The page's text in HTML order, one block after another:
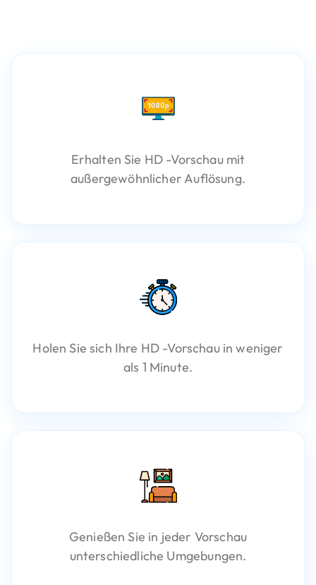
Erhalten Sie HD -Vorschau mit
außergewöhnlicher Auflösung.
Holen Sie sich Ihre HD -Vorschau in weniger
als 1 Minute.
Genießen Sie in jeder Vorschau
unterschiedliche Umgebungen.